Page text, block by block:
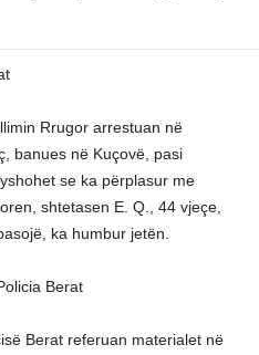
Rrugor arrestuan në
banues në Kuçovë, pasi
se ka përplasur me
shtetasen E. Q., 44 vjeçe,
ka humbur jetën.
Berat
Berat referuan materialet në